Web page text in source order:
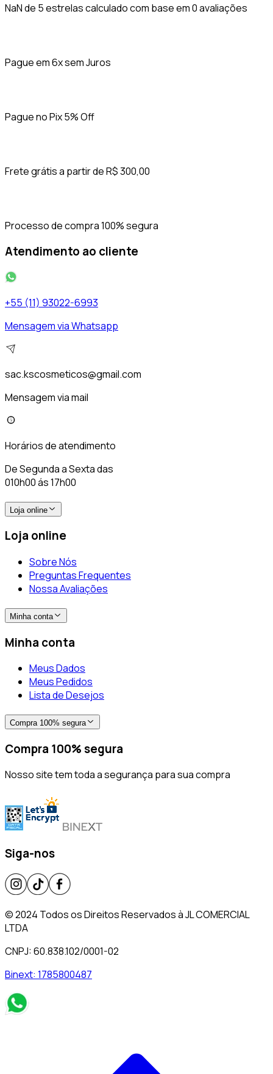
NaN de 5 estrelas calculado com base em 0 avaliações
Pague em 6x sem Juros
Pague no Pix 5% Off
Frete grátis a partir de R$ 300,00
Processo de compra 100% segura
Atendimento ao cliente
+55 (11) 93022-6993
Mensagem via Whatsapp
sac.kscosmeticos@gmail.com
Mensagem via mail
Horários de atendimento
De Segunda a Sexta das
010h00 ás 17h00
Loja online
Loja online
Sobre Nós
Preguntas Frequentes
Nossa Avaliações
Minha conta
Minha conta
Meus Dados
Meus Pedidos
Lista de Desejos
Compra 100% segura
Compra 100% segura
Nosso site tem toda a segurança para sua compra
Siga-nos
© 2024 Todos os Direitos Reservados à JL COMERCIAL
LTDA
CNPJ: 60.838.102/0001-02
Binext: 1785800487